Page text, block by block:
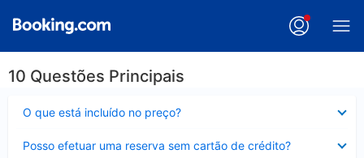
10 Questões Principais
O que está incluído no preço?
fechado
Posso efetuar uma reserva sem cartão de crédito?
fechado